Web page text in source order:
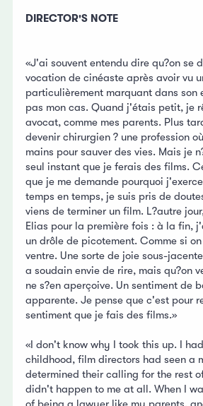
DIRECTOR'S NOTE
«J'ai souvent entendu dire qu?on se
vocation de cinéaste après avoir vu
particulièrement marquant dans son
pas mon cas. Quand j'étais petit, je
avocat, comme mes parents. Plus
devenir chirurgien ? une profession
mains pour sauver des vies. Mais je
seul instant que je ferais des films.
que je me demande pourquoi
temps en temps, je suis pris de
viens de terminer un film. L?autre
Elias pour la première fois : à la fin,
un drôle de picotement. Comme si
ventre. Une sorte de joie sous-
a soudain envie de rire, mais qu?on
ne s?en aperçoive. Un sentiment de
apparente. Je pense que c'est pour
sentiment que je fais des films.»
«I don't know why I took this up. I
childhood, film directors had seen a
determined their calling for the rest
didn't happen to me at all. When I